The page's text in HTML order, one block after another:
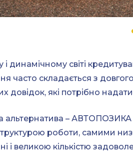
і динамічному світі
часто складається з
довідок, які потрібно
альтернатива – АВТОПОЗИКА
роботи, самими
і великою кількістю